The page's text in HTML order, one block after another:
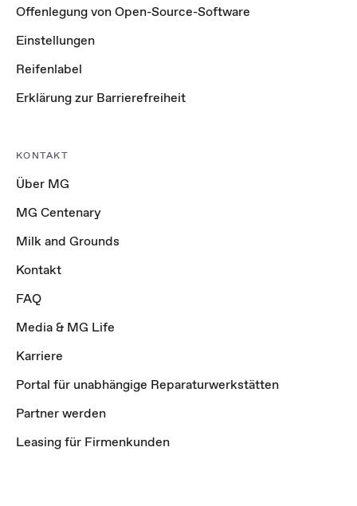
Offenlegung von Open-Source-Software
Einstellungen
Reifenlabel
Erklärung zur Barrierefreiheit
KONTAKT
Über MG
MG Centenary
Milk and Grounds
Kontakt
FAQ
Media & MG Life
Karriere
Portal für unabhängige Reparaturwerkstätten
Partner werden
Leasing für Firmenkunden